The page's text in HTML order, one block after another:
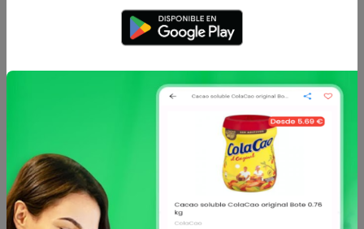
desde1.9 €
Lasaña de espinacas y
requesón hacendado
bandej...
desde2.75 €